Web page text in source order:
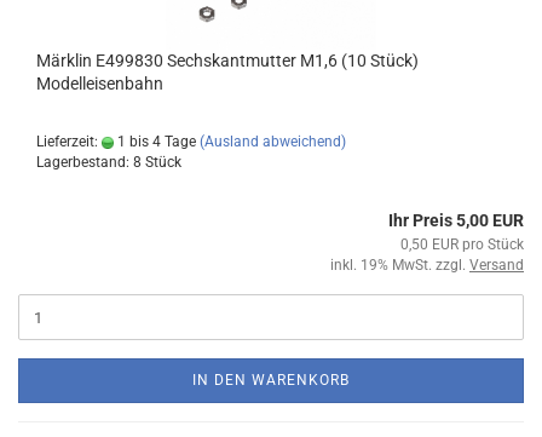
Märklin E499830 Sechskantmutter M1,6 (10 Stück)
Modelleisenbahn
Lieferzeit: 1 bis 4 Tage (Ausland abweichend)
Lagerbestand: 8 Stück
Ihr Preis 5,00 EUR
0,50 EUR pro Stück
inkl. 19% MwSt. zzgl. Versand
IN DEN WARENKORB